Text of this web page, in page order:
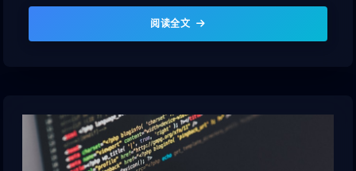
阅读全文